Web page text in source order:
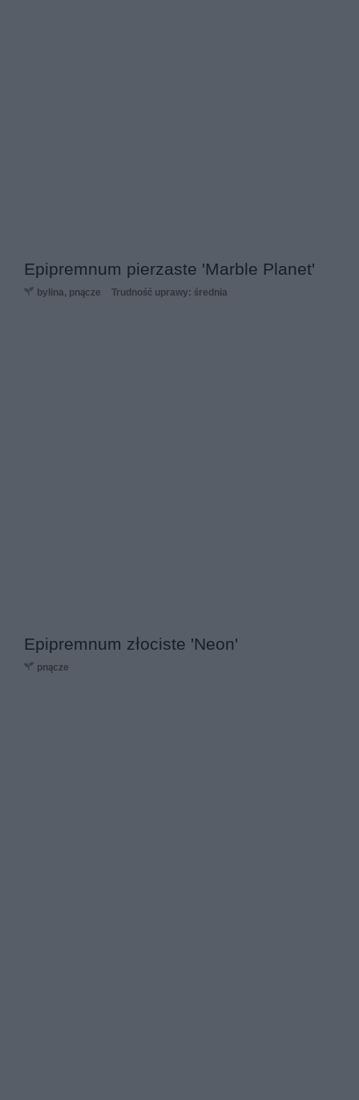
Epipremnum pierzaste 'Marble Planet'
bylina, pnącze Trudność uprawy: średnia
Epipremnum złociste 'Neon'
pnącze